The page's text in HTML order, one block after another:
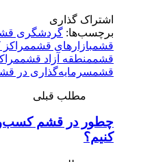
اشتراک گذاری
برچسب‌ها: گردشگری
قشمبازارهای قشم
قشممنطقه آزاد قشم
قشمسرمایه‌گذاری در
مطلب قبلی
چطور در قشم
کنیم؟